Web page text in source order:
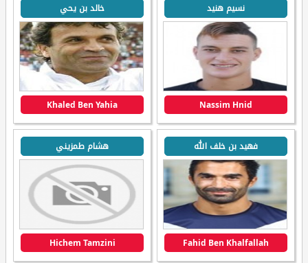
نسيم هنيد
Nassim Hnid
خالد بن يحي
Khaled Ben Yahia
فهيد بن خلف الله
Fahid Ben Khalfallah
هشام طمزيني
Hichem Tamzini